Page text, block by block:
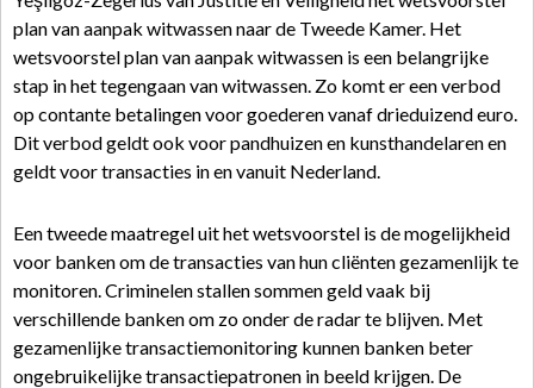
plan van aanpak witwassen naar de Tweede Kamer. Het
wetsvoorstel plan van aanpak witwassen is een belangrijke
stap in het tegengaan van witwassen. Zo komt er een verbod
op contante betalingen voor goederen vanaf drieduizend euro.
Dit verbod geldt ook voor pandhuizen en kunsthandelaren en
geldt voor transacties in en vanuit Nederland.
Een tweede maatregel uit het wetsvoorstel is de mogelijkheid
voor banken om de transacties van hun cliënten gezamenlijk te
monitoren. Criminelen stallen sommen geld vaak bij
verschillende banken om zo onder de radar te blijven. Met
gezamenlijke transactiemonitoring kunnen banken beter
ongebruikelijke transactiepatronen in beeld krijgen. De